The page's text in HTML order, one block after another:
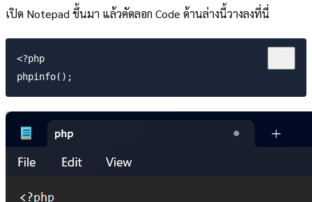
เปิด Notepad ขึ้นมา แล้วคัดลอก Code ด้านล่างนี้วางลงที่นี่
<?php